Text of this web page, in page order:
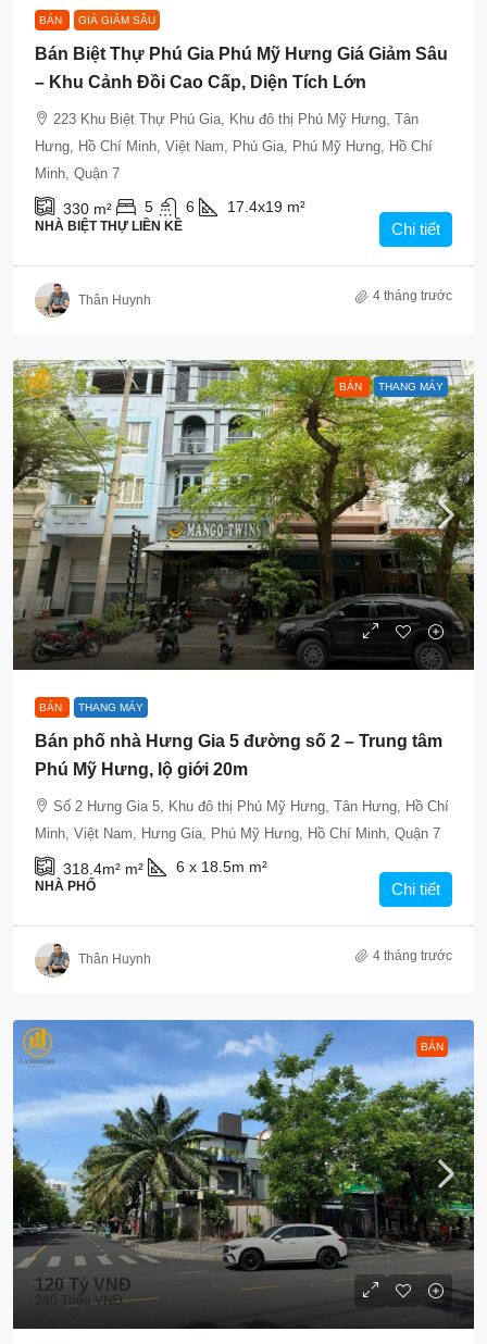
BÁN GIÁ GIẢM SÂU
Bán Biệt Thự Phú Gia Phú Mỹ Hưng Giá Giảm Sâu
– Khu Cảnh Đồi Cao Cấp, Diện Tích Lớn
223 Khu Biệt Thự Phú Gia, Khu đô thị Phú Mỹ Hưng, Tân
Hưng, Hồ Chí Minh, Việt Nam, Phú Gia, Phú Mỹ Hưng, Hồ Chí
Minh, Quận 7
330 m² 5 6 17.4x19 m²
NHÀ BIỆT THỰ LIỀN KỀ Chi tiết
Thân Huynh 4 tháng trước
BÁN THANG MÁY
45 Tỷ VNĐ
BÁN THANG MÁY
Bán phố nhà Hưng Gia 5 đường số 2 – Trung tâm
Phú Mỹ Hưng, lộ giới 20m
Số 2 Hưng Gia 5, Khu đô thị Phú Mỹ Hưng, Tân Hưng, Hồ Chí
Minh, Việt Nam, Hưng Gia, Phú Mỹ Hưng, Hồ Chí Minh, Quận 7
318.4m² m² 6 x 18.5m m²
NHÀ PHỐ Chi tiết
Thân Huynh 4 tháng trước
BÁN
120 Tỷ VNĐ
240 Triệu VNĐ